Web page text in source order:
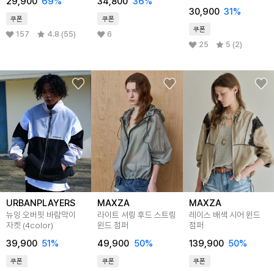
쿠폰
157 4.8 (55)
쿠폰
6
30,900 31%
쿠폰
25 5 (2)
URBANPLAYERS
뉴잉 오버핏 바람막이
자켓 (4color)
39,900 51%
쿠폰
MAXZA
라이트 셔링 후드 스트링
윈드 점퍼
49,900 50%
쿠폰
MAXZA
레이스 배색 시어 윈드
점퍼
139,900 50%
쿠폰